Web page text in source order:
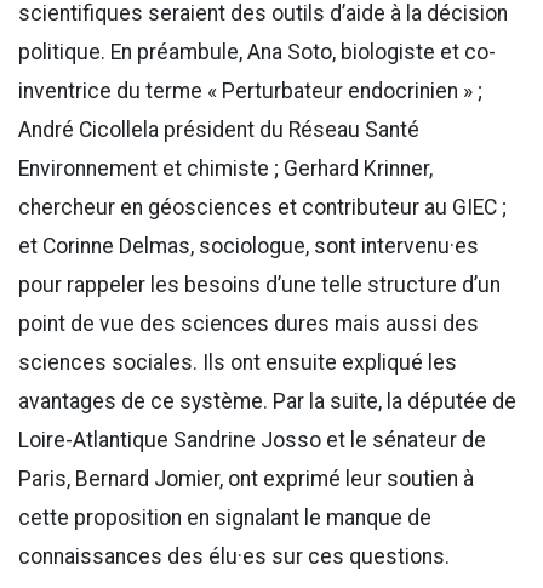
scientifiques seraient des outils d’aide à la décision
politique. En préambule, Ana Soto, biologiste et co-
inventrice du terme « Perturbateur endocrinien » ;
André Cicollela président du Réseau Santé
Environnement et chimiste ; Gerhard Krinner,
chercheur en géosciences et contributeur au GIEC ;
et Corinne Delmas, sociologue, sont intervenu·es
pour rappeler les besoins d’une telle structure d’un
point de vue des sciences dures mais aussi des
sciences sociales. Ils ont ensuite expliqué les
avantages de ce système. Par la suite, la députée de
Loire-Atlantique Sandrine Josso et le sénateur de
Paris, Bernard Jomier, ont exprimé leur soutien à
cette proposition en signalant le manque de
connaissances des élu·es sur ces questions.